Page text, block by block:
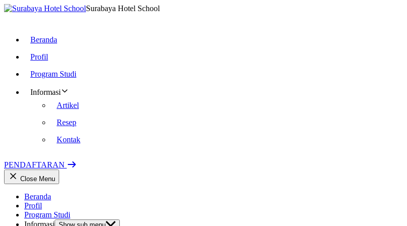
Surabaya Hotel School
Beranda
Profil
Program Studi
Informasi
Artikel
Resep
Kontak
PENDAFTARAN
Close Menu
Beranda
Profil
Program Studi
Informasi